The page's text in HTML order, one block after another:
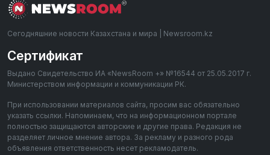
Сегодняшние новости Казахстана и мира | Newsroom.kz
Сертификат
Выдано Свидетельство ИА «NewsRoom +» №16544 от 25.05.2017 г.
Министерством информации и коммуникации РК.
При использовании материалов сайта, просим вас обязательно
указать ссылки. Напоминаем, что на информационном портале
полностью защищаются авторские и другие права. Редакция не
разделяет личное мнение автора. За рекламу и разного рода
объявления ответственность несет рекламодатель.